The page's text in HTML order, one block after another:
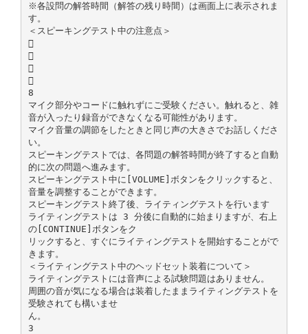
※各設問の解答時間（解答の残り時間）は画面上に表示されま
す。
＜スピーキングテスト中の注意点＞




8
マイク部分やコードに触れずにご受験ください。触れると、雑
音が入ったり録音ができなくなる可能性があります。
マイク音量の調節をしたときと同じ声の大きさでお話しくださ
い。
スピーキングテストでは、各問題の解答時間が終了すると自動
的に次の問題へ進みます。
スピーキングテスト中に[VOLUME]ボタンをクリックすると、
音量を調整することができます。
スピーキングテスト終了後、ライティングテストを行います
ライティングテストは 3 分後に自動的に始まりますが、右上
の[CONTINUE]ボタンをク
リックすると、すぐにライティングテストを開始することがで
きます。
＜ライティングテスト中のヘッドセット装着について＞
ライティングテストには音声による試験問題はありません。
周囲の音が気になる場合は装着したままライティングテストを
受験されても構いませ
ん。
3